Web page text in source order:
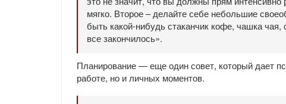
мягко. Второе – делайте себе небольшие
быть какой-нибудь стаканчик кофе, чашка
все закончилось».
Планирование — еще один совет, который дает
работе, но и личных моментов.